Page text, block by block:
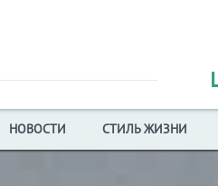
НОВОСТИ СТИЛЬ ЖИЗНИ